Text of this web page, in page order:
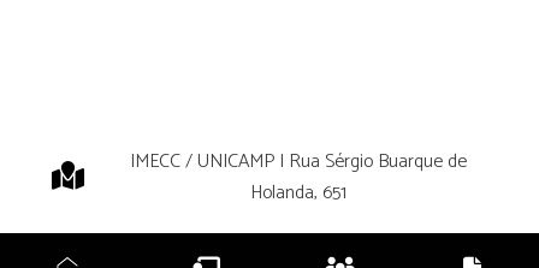
IMECC / UNICAMP | Rua Sérgio Buarque de
Holanda, 651